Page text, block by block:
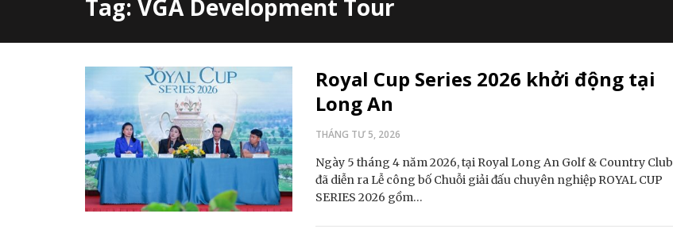
Tag: VGA Development Tour
Royal Cup Series 2026 khởi động tại
Long An
THÁNG TƯ 5, 2026
Ngày 5 tháng 4 năm 2026, tại Royal Long An Golf & Country Club
đã diễn ra Lễ công bố Chuỗi giải đấu chuyên nghiệp ROYAL CUP
SERIES 2026 gồm…